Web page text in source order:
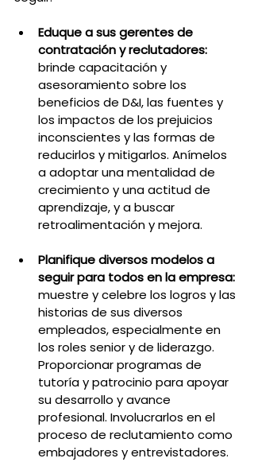
Eduque a sus gerentes de
contratación y reclutadores:
brinde capacitación y
asesoramiento sobre los
beneficios de D&I, las fuentes y
los impactos de los prejuicios
inconscientes y las formas de
reducirlos y mitigarlos. Anímelos
a adoptar una mentalidad de
crecimiento y una actitud de
aprendizaje, y a buscar
retroalimentación y mejora.
Planifique diversos modelos a
seguir para todos en la empresa:
muestre y celebre los logros y las
historias de sus diversos
empleados, especialmente en
los roles senior y de liderazgo.
Proporcionar programas de
tutoría y patrocinio para apoyar
su desarrollo y avance
profesional. Involucrarlos en el
proceso de reclutamiento como
embajadores y entrevistadores.